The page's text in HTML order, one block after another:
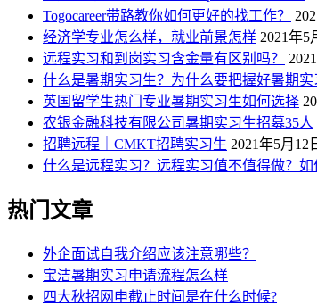
Togocareer带路教你如何更好的找工作？
经济学专业怎么样，就业前景怎样 2021年5
远程实习和到岗实习含金量有区别吗？
什么是暑期实习生？为什么要把握好暑期实
英国留学生热门专业暑期实习生如何选择
农银金融科技有限公司暑期实习生招募35人
招聘远程｜CMKT招聘实习生 2021年5月12
什么是远程实习？远程实习值不值得做？如
热门文章
外企面试自我介绍应该注意哪些？
宝洁暑期实习申请流程怎么样
四大秋招网申截止时间是在什么时候?